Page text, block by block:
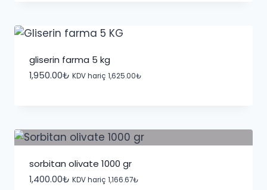
gliserin farma 5 kg
1,950.00₺ KDV hariç 1,625.00₺
sorbitan olivate 1000 gr
1,400.00₺ KDV hariç 1,166.67₺